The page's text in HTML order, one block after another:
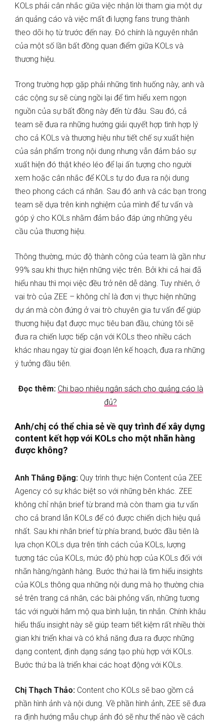
KOLs phải cân nhắc giữa việc nhận lời tham gia một dự
án quảng cáo và việc mất đi lượng fans trung thành
theo dõi họ từ trước đến nay. Đó chính là nguyên nhân
của một số lần bất đồng quan điểm giữa KOLs và
thương hiệu.
Trong trường hợp gặp phải những tình huống này, anh và
các cộng sự sẽ cùng ngồi lại để tìm hiểu xem ngọn
nguồn của sự bất đồng này đến từ đâu. Sau đó, cả
team sẽ đưa ra những hướng giải quyết hợp tình hợp lý
cho cả KOLs và thương hiệu như tiết chế sự xuất hiện
của sản phẩm trong nội dung nhưng vẫn đảm bảo sự
xuất hiện đó thật khéo léo để lại ấn tượng cho người
xem hoặc cân nhắc để KOLs tự do đưa ra nội dung
theo phong cách cá nhân. Sau đó anh và các bạn trong
team sẽ dựa trên kinh nghiệm của mình để tư vấn và
góp ý cho KOLs nhằm đảm bảo đáp ứng những yêu
cầu của thương hiệu.
Thông thường, mức độ thành công của team là gần như
99% sau khi thực hiện những việc trên. Bởi khi cả hai đã
hiểu nhau thì mọi việc đều trở nên dễ dàng. Tuy nhiên, ở
vai trò của ZEE – không chỉ là đơn vị thực hiện những
dự án mà còn đứng ở vai trò chuyên gia tư vấn để giúp
thương hiệu đạt được mục tiêu ban đầu, chúng tôi sẽ
đưa ra chiến lược tiếp cận với KOLs theo nhiều cách
khác nhau ngay từ giai đoạn lên kế hoạch, đưa ra những
ý tưởng đầu tiên.
Đọc thêm: Chi bao nhiêu ngân sách cho quảng cáo là
đủ?
Anh/chị có thể chia sẻ về quy trình để xây dựng
content kết hợp với KOLs cho một nhãn hàng
được không?
Anh Thắng Đặng: Quy trình thực hiện Content của ZEE
Agency có sự khác biệt so với những bên khác. ZEE
không chỉ nhận brief từ brand mà còn tham gia tư vấn
cho cả brand lẫn KOLs để có được chiến dịch hiệu quả
nhất. Sau khi nhân brief từ phía brand, bước đầu tiên là
lựa chọn KOLs dựa trên tính cách của KOLs, lượng
tương tác của KOLs, mức độ phù hợp của KOLs đối với
nhãn hàng/ngành hàng. Bước thứ hai là tìm hiểu insights
của KOLs thông qua những nội dung mà họ thường chia
sẻ trên trang cá nhân, các bài phỏng vấn, những tương
tác với người hâm mộ qua bình luận, tin nhắn. Chính khâu
hiểu thấu insight này sẽ giúp team tiết kiệm rất nhiều thời
gian khi triển khai và có khả năng đưa ra được những
dạng content, định dạng sáng tạo phù hợp với KOLs.
Bước thứ ba là triển khai các hoạt động với KOLs.
Chị Thạch Thảo: Content cho KOLs sẽ bao gồm cả
phần hình ảnh và nội dung. Về phần hình ảnh, ZEE sẽ đưa
ra định hướng mẫu chụp ảnh đó sẽ như thế nào về cách